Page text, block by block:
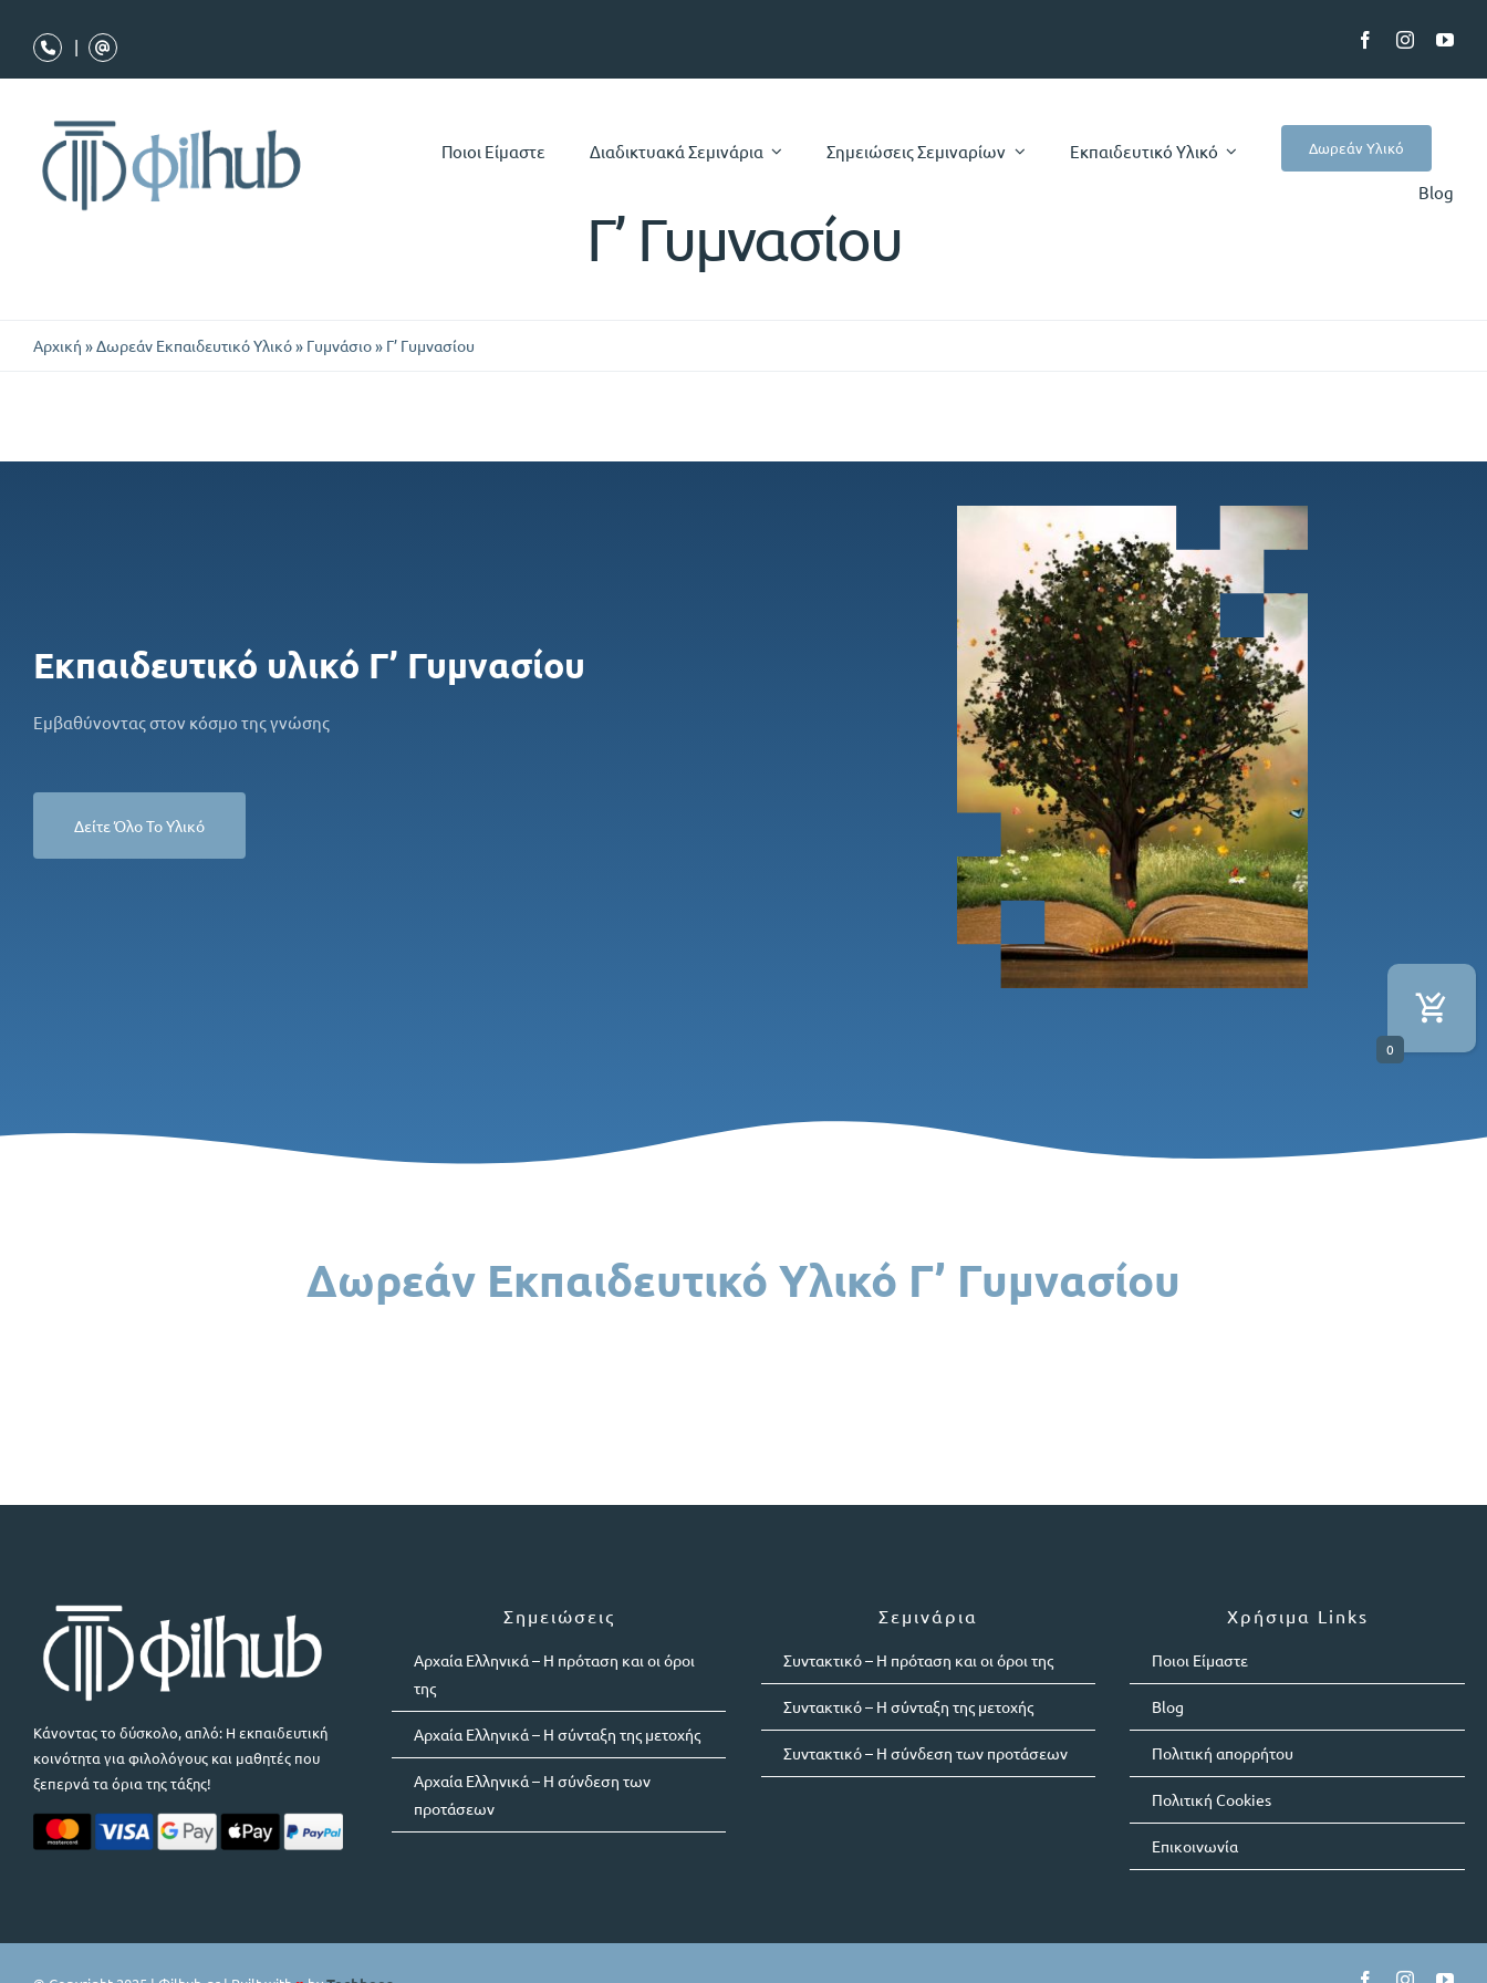
περιεχόμενο
|
Ποιοι Είμαστε Διαδικτυακά Σεμινάρια Σημειώσεις Σεμιναρίων Εκπαιδευτικό Υλικό Δωρεάν Υλικό
Blog
Γ’ Γυμνασίου
Αρχική »Δωρεάν Εκπαιδευτικό Υλικό» Γυμνάσιο» Γ’ Γυμνασίου
Εκπαιδευτικό υλικό Γ’ Γυμνασίου
Εμβαθύνοντας στον κόσμο της γνώσης
Δείτε Όλο Το Υλικό
Δωρεάν Εκπαιδευτικό Υλικό Γ’ Γυμνασίου
Κάνοντας το δύσκολο, απλό: Η εκπαιδευτική
κοινότητα για φιλολόγους και μαθητές που
ξεπερνά τα όρια της τάξης!
Σημειώσεις
Αρχαία Ελληνικά – Η πρόταση και οι όροι
της
Αρχαία Ελληνικά – Η σύνταξη της μετοχής
Αρχαία Ελληνικά – Η σύνδεση των
προτάσεων
Σεμινάρια
Συντακτικό – Η πρόταση και οι όροι της
Συντακτικό – Η σύνταξη της μετοχής
Συντακτικό – Η σύνδεση των προτάσεων
Χρήσιμα Links
Ποιοι Είμαστε
Blog
Πολιτική απορρήτου
Πολιτική Cookies
Επικοινωνία
0